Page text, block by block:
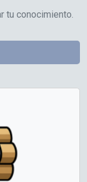
tu conocimiento.